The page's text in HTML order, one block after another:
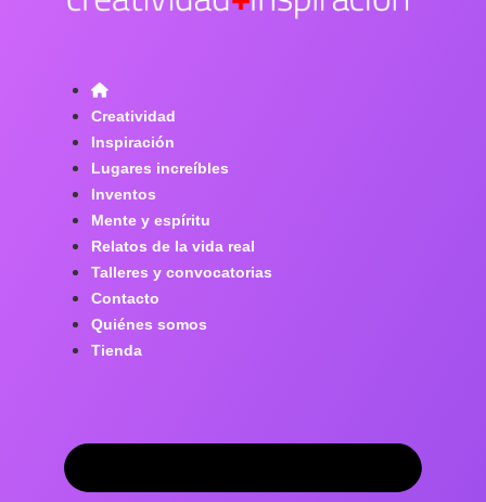
Creatividad
Inspiración
Lugares increíbles
Inventos
Mente y espíritu
Relatos de la vida real
Talleres y convocatorias
Contacto
Quiénes somos
Tienda